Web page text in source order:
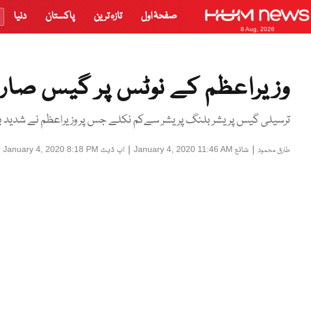
8 Aug, 2026
صفحۂ اول تازہ ترین پاکستان دنیا
وزیراعظم کے نوٹس پر گیس
ترسیلی گیس پریشر بلنگ پریشر سےکم نکلے جس پر وزیراعظم نے شدید
طارق محمود | شائع January 4, 2020 11:46 AM
| اپ ڈیٹ January 4, 2020 8:18 PM